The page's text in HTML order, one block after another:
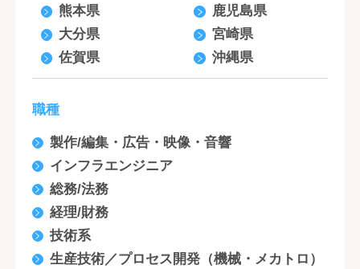
熊本県
鹿児島県
大分県
宮崎県
佐賀県
沖縄県
職種
製作/編集・広告・映像・音響
インフラエンジニア
総務/法務
経理/財務
技術系
生産技術／プロセス開発（機械・メカトロ）